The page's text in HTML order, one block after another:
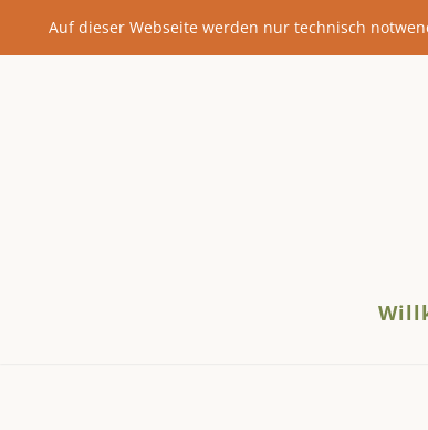
Auf dieser Webseite werden nur technisch